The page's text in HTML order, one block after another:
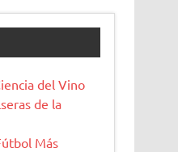
del Vino
de la
Más